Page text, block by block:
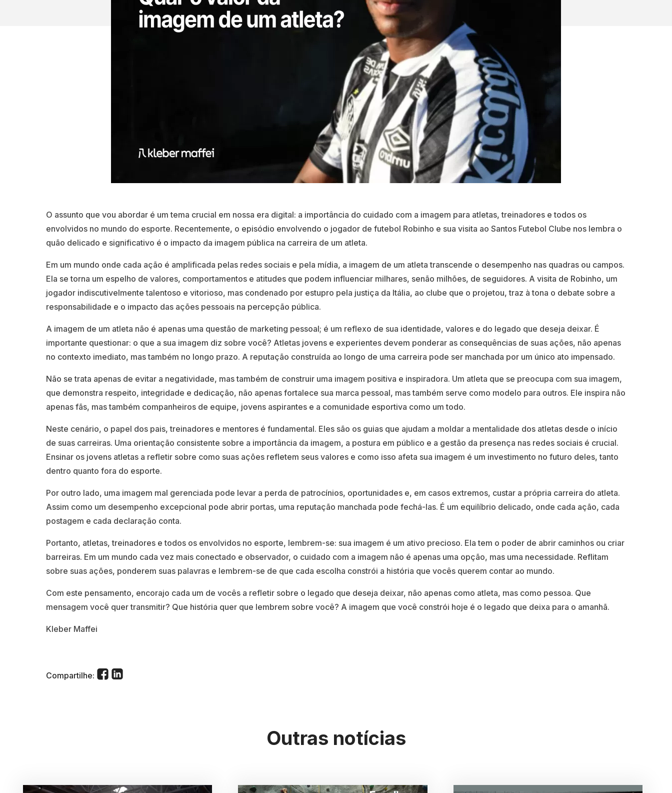
O assunto que vou abordar é um tema crucial em nossa era digital: a importância do cuidado com a imagem para atletas, treinadores e todos os
envolvidos no mundo do esporte. Recentemente, o episódio envolvendo o jogador de futebol Robinho e sua visita ao Santos Futebol Clube nos lembra o
quão delicado e significativo é o impacto da imagem pública na carreira de um atleta.
Em um mundo onde cada ação é amplificada pelas redes sociais e pela mídia, a imagem de um atleta transcende o desempenho nas quadras ou campos.
Ela se torna um espelho de valores, comportamentos e atitudes que podem influenciar milhares, senão milhões, de seguidores. A visita de Robinho, um
jogador indiscutivelmente talentoso e vitorioso, mas condenado por estupro pela justiça da Itália, ao clube que o projetou, traz à tona o debate sobre a
responsabilidade e o impacto das ações pessoais na percepção pública.
A imagem de um atleta não é apenas uma questão de marketing pessoal; é um reflexo de sua identidade, valores e do legado que deseja deixar. É
importante questionar: o que a sua imagem diz sobre você? Atletas jovens e experientes devem ponderar as consequências de suas ações, não apenas
no contexto imediato, mas também no longo prazo. A reputação construída ao longo de uma carreira pode ser manchada por um único ato impensado.
Não se trata apenas de evitar a negatividade, mas também de construir uma imagem positiva e inspiradora. Um atleta que se preocupa com sua imagem,
que demonstra respeito, integridade e dedicação, não apenas fortalece sua marca pessoal, mas também serve como modelo para outros. Ele inspira não
apenas fãs, mas também companheiros de equipe, jovens aspirantes e a comunidade esportiva como um todo.
Neste cenário, o papel dos pais, treinadores e mentores é fundamental. Eles são os guias que ajudam a moldar a mentalidade dos atletas desde o início
de suas carreiras. Uma orientação consistente sobre a importância da imagem, a postura em público e a gestão da presença nas redes sociais é crucial.
Ensinar os jovens atletas a refletir sobre como suas ações refletem seus valores e como isso afeta sua imagem é um investimento no futuro deles, tanto
dentro quanto fora do esporte.
Por outro lado, uma imagem mal gerenciada pode levar a perda de patrocínios, oportunidades e, em casos extremos, custar a própria carreira do atleta.
Assim como um desempenho excepcional pode abrir portas, uma reputação manchada pode fechá-las. É um equilíbrio delicado, onde cada ação, cada
postagem e cada declaração conta.
Portanto, atletas, treinadores e todos os envolvidos no esporte, lembrem-se: sua imagem é um ativo precioso. Ela tem o poder de abrir caminhos ou criar
barreiras. Em um mundo cada vez mais conectado e observador, o cuidado com a imagem não é apenas uma opção, mas uma necessidade. Reflitam
sobre suas ações, ponderem suas palavras e lembrem-se de que cada escolha constrói a história que vocês querem contar ao mundo.
Com este pensamento, encorajo cada um de vocês a refletir sobre o legado que deseja deixar, não apenas como atleta, mas como pessoa. Que
mensagem você quer transmitir? Que história quer que lembrem sobre você? A imagem que você constrói hoje é o legado que deixa para o amanhã.
Kleber Maffei
Compartilhe:
Outras notícias